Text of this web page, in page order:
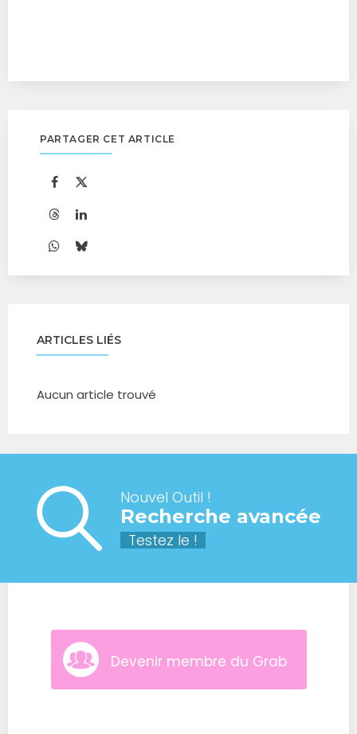
PARTAGER CET ARTICLE
ARTICLES LIÉS
Aucun article trouvé
Nouvel Outil !
Recherche avancée
Testez le !
Devenir membre du Grab